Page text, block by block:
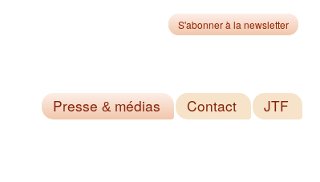
S'abonner à la newsletter
JTF
Contact
Presse&médias